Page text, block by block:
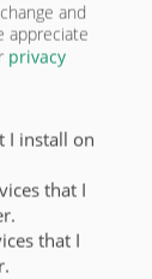
O
and
appreciate
privacy
I install on
that I
that I